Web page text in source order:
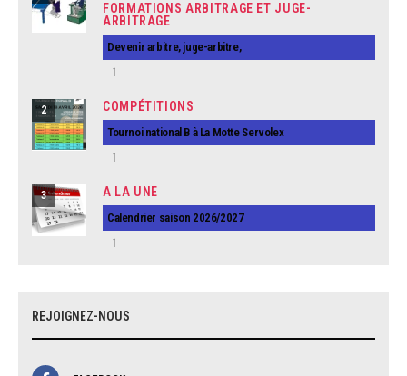
FORMATIONS ARBITRAGE ET JUGE-
ARBITRAGE
Devenir arbitre, juge-arbitre,
1
2 COMPÉTITIONS
Tournoi national B à La Motte Servolex
1
3 A LA UNE
Calendrier saison 2026/2027
1
REJOIGNEZ-NOUS